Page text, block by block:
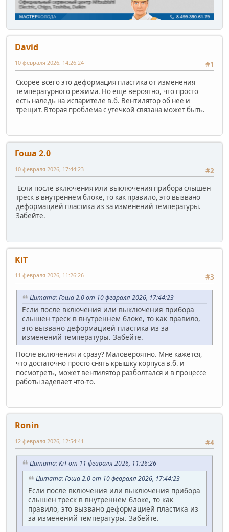
David
#1
10 февраля 2026, 14:26:24
Скорее всего это деформация пластика от изменения
температурного режима. Но еще вероятно, что просто
есть наледь на испарителе в.б. Вентилятор об нее и
трещит. Вторая проблема с утечкой связана может быть.
Гоша 2.0
#2
10 февраля 2026, 17:44:23
Если после включения или выключения прибора слышен
треск в внутреннем блоке, то как правило, это вызвано
деформацией пластика из за изменений температуры.
Забейте.
KiT
#3
11 февраля 2026, 11:26:26
Цитата: Гоша 2.0 от 10 февраля 2026, 17:44:23
Если после включения или выключения прибора
слышен треск в внутреннем блоке, то как правило,
это вызвано деформацией пластика из за
изменений температуры. Забейте.
После включения и сразу? Маловероятно. Мне кажется,
что достаточно просто снять крышку корпуса в.б. и
посмотреть, может вентилятор разболтался и в процессе
работы задевает что-то.
Ronin
#4
12 февраля 2026, 12:54:41
Цитата: KiT от 11 февраля 2026, 11:26:26
Цитата: Гоша 2.0 от 10 февраля 2026, 17:44:23
Если после включения или выключения прибора
слышен треск в внутреннем блоке, то как
правило, это вызвано деформацией пластика из
за изменений температуры. Забейте.